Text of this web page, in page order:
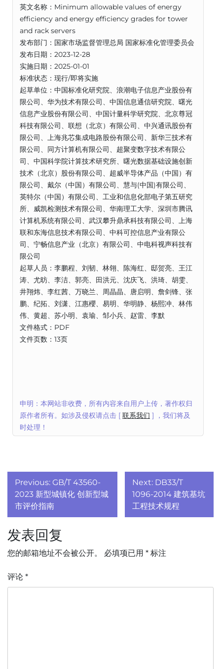
英文名称：Minimum allowable values of energy
efficiency and energy efficiency grades for tower
and rack servers
发布部门：国家市场监督管理总局 国家标准化管理委员会
发布日期：2023-12-28
实施日期：2025-01-01
标准状态：现行/即将实施
起草单位：中国标准化研究院、浪潮电子信息产业股份有
限公司、华为技术有限公司、中国信息通信研究院、曙光
信息产业股份有限公司、中国计量科学研究院、北京尊冠
科技有限公司、联想（北京）有限公司、中兴通讯股份有
限公司、上海兆芯集成电路股份有限公司、新华三技术有
限公司、同方计算机有限公司、超聚变数字技术有限公
司、中国科学院计算技术研究所、曙光数据基础设施创新
技术（北京）股份有限公司、超威半导体产品（中国）有
限公司、戴尔（中国）有限公司、慧与(中国)有限公司、
英特尔（中国）有限公司、工业和信息化部电子第五研究
所、威凯检测技术有限公司、华南理工大学、深圳市腾讯
计算机系统有限公司、武汉攀升鼎承科技有限公司、上海
联和东海信息技术有限公司、中科可控信息产业有限公
司、宁畅信息产业（北京）有限公司、中电科视声科技有
限公司
起草人员：李鹏程、刘韧、林翎、陈海红、邸贺亮、王江
涛、尤昉、李洁、郭亮、田洪元、沈庆飞、洪琦、胡雯、
井翔炜、李红茜、万晓兰、周晶晶、唐启明、詹剑锋、张
鹏、纪拓、刘潇、江惠櫻、易明、华明静、杨熙冲、林伟
伟、黄超、苏小明、袁瑜、邹小兵、赵雷、李默
文件格式：PDF
文件页数：13页
申明：本网站非收费，所有内容来自用户上传，著作权归
原作者所有。如涉及侵权请点击 [ 联系我们 ] ，我们将及
时处理！
文
章
导
航
Previous: GB/T 43560-
2023 新型城镇化 创新型城
市评价指南
Next: DB33/T
1096-2014 建筑基坑
工程技术规程
发表回复
您的邮箱地址不会被公开。 必填项已用 * 标注
评论 *